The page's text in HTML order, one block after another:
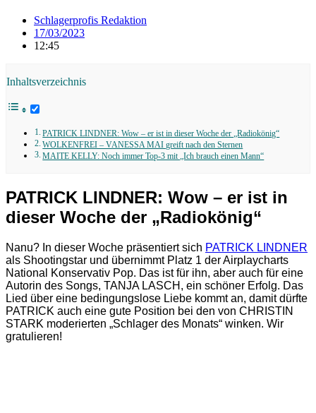
Schlagerprofis Redaktion
17/03/2023
12:45
Inhaltsverzeichnis
PATRICK LINDNER: Wow – er ist in dieser Woche der „Radiokönig“
WOLKENFREI – VANESSA MAI greift nach den Sternen
MAITE KELLY: Noch immer Top-3 mit „Ich brauch einen Mann“
PATRICK LINDNER: Wow – er ist in
dieser Woche der „Radiokönig“
Nanu? In dieser Woche präsentiert sich PATRICK LINDNER
als Shootingstar und übernimmt Platz 1 der Airplaycharts
National Konservativ Pop. Das ist für ihn, aber auch für eine
Autorin des Songs, TANJA LASCH, ein schöner Erfolg. Das
Lied über eine bedingungslose Liebe kommt an, damit dürfte
PATRICK auch eine gute Position bei den von CHRISTIN
STARK moderierten „Schlager des Monats“ winken. Wir
gratulieren!